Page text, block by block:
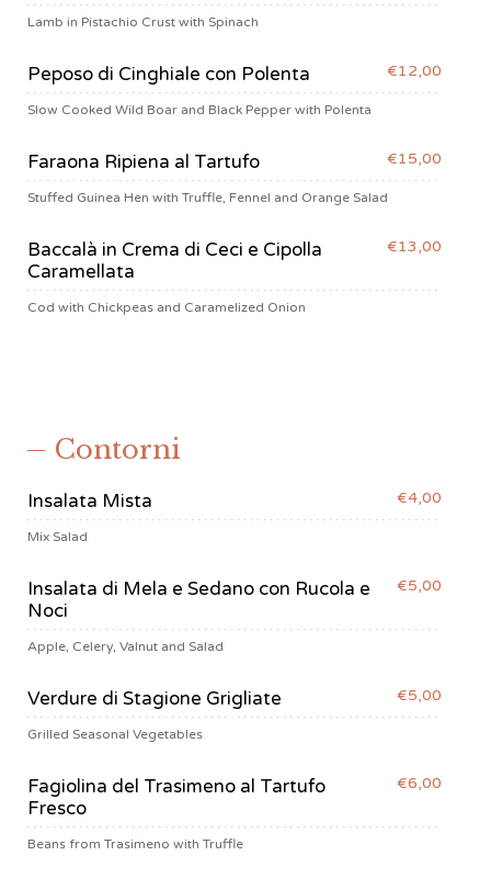
Lamb in Pistachio Crust with Spinach
Peposo di Cinghiale con Polenta €12,00
Slow Cooked Wild Boar and Black Pepper with Polenta
Faraona Ripiena al Tartufo €15,00
Stuffed Guinea Hen with Truffle, Fennel and Orange Salad
Baccalà in Crema di Ceci e Cipolla
Caramellata
€13,00
Cod with Chickpeas and Caramelized Onion
Contorni
Insalata Mista €4,00
Mix Salad
Insalata di Mela e Sedano con Rucola e
Noci
€5,00
Apple, Celery, Valnut and Salad
Verdure di Stagione Grigliate €5,00
Grilled Seasonal Vegetables
Fagiolina del Trasimeno al Tartufo
Fresco
€6,00
Beans from Trasimeno with Truffle